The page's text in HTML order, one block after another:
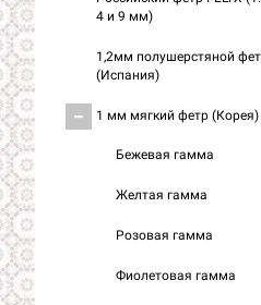
4 и 9 мм)
1,2мм полушерстяной
(Испания)
1 мм мягкий фетр (Корея)
Бежевая гамма
Желтая гамма
Розовая гамма
Фиолетовая гамма